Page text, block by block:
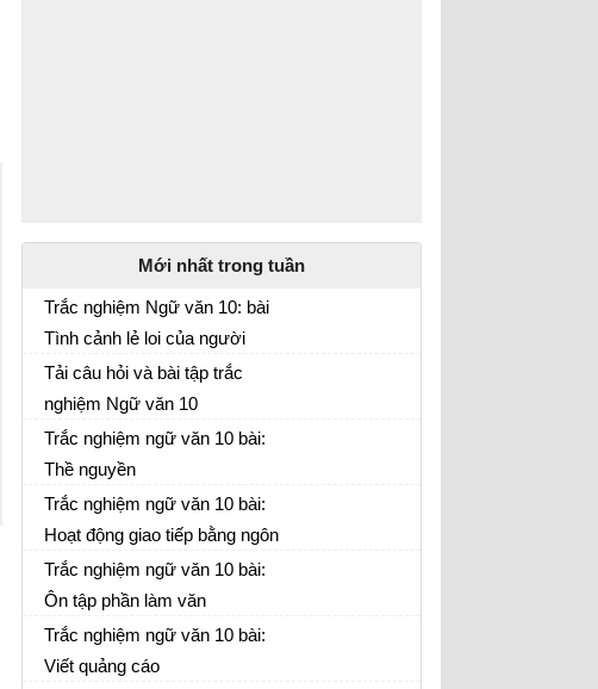
Mới nhất trong tuần
Trắc nghiệm Ngữ văn 10: bài
Tình cảnh lẻ loi của người
chinh phụ
Ngữ văn lớp 10
Tải câu hỏi và bài tập trắc
nghiệm Ngữ văn 10
Trắc nghiệm ngữ văn 10 bài:
Thề nguyền
Trắc nghiệm ngữ văn 10 bài:
Hoạt động giao tiếp bằng ngôn
ngữ
Trắc nghiệm ngữ văn 10 bài:
Ôn tập phần làm văn
Trắc nghiệm ngữ văn 10 bài:
Viết quảng cáo